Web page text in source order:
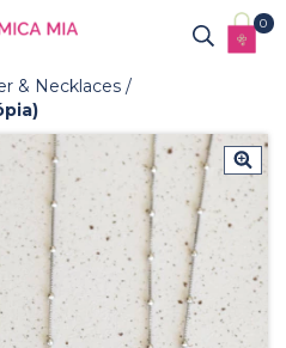
0
& Necklaces /